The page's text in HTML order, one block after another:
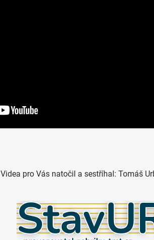
Videa pro Vás natočil a sestříhal: Tomáš